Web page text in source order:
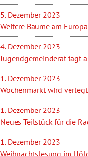
5. Dezember 2023
Weitere Bäume am
4. Dezember 2023
Jugendgemeinderat tagt
1. Dezember 2023
Wochenmarkt wird verlegt
1. Dezember 2023
Neues Teilstück für die
1. Dezember 2023
Weihnachtslesung im